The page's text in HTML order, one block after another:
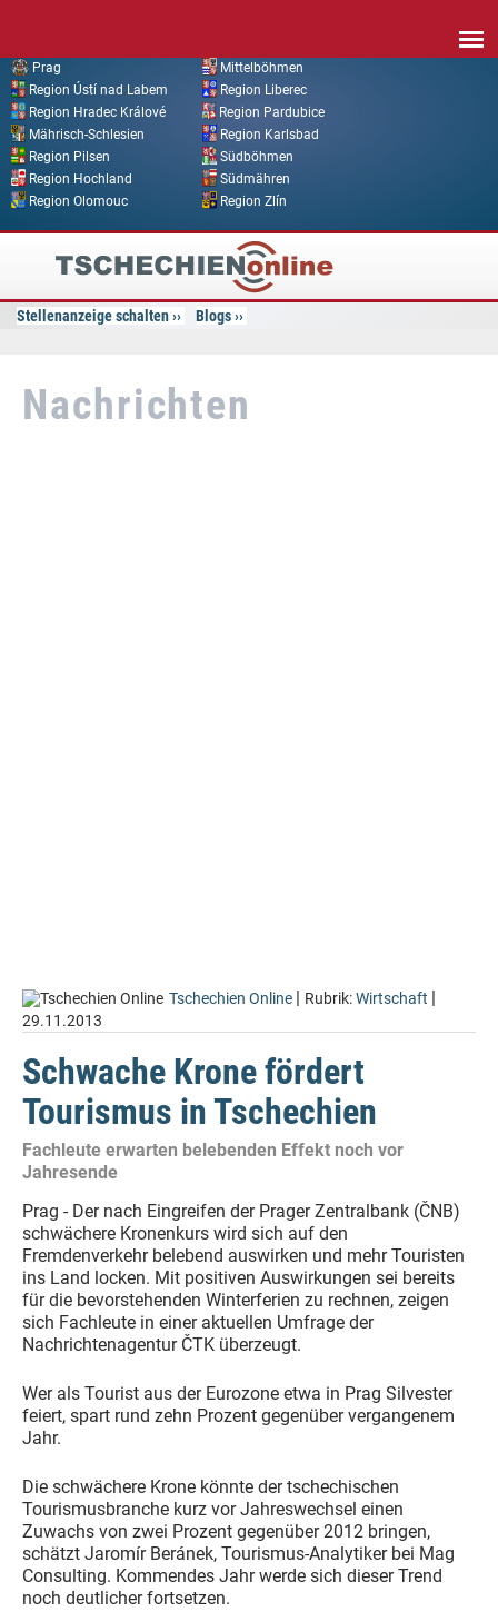
Prag
Mittelböhmen
Region Ústí nad Labem
Region Liberec
Region Hradec Králové
Region Pardubice
Mährisch-Schlesien
Region Karlsbad
Region Pilsen
Südböhmen
Region Hochland
Südmähren
Region Olomouc
Region Zlín
Tschechien
Online
Stellenanzeige schalten Blogs
Nachrichten
Tschechien Online | Rubrik:Wirtschaft |
29.11.2013
Schwache Krone fördert
Tourismus in Tschechien
Fachleute erwarten belebenden Effekt noch vor
Jahresende
Prag - Der nach Eingreifen der Prager Zentralbank (ČNB)
schwächere Kronenkurs wird sich auf den
Fremdenverkehr belebend auswirken und mehr Touristen
ins Land locken. Mit positiven Auswirkungen sei bereits
für die bevorstehenden Winterferien zu rechnen, zeigen
sich Fachleute in einer aktuellen Umfrage der
Nachrichtenagentur ČTK überzeugt.
Wer als Tourist aus der Eurozone etwa in Prag Silvester
feiert, spart rund zehn Prozent gegenüber vergangenem
Jahr.
Die schwächere Krone könnte der tschechischen
Tourismusbranche kurz vor Jahreswechsel einen
Zuwachs von zwei Prozent gegenüber 2012 bringen,
schätzt Jaromír Beránek, Tourismus-Analytiker bei Mag
Consulting. Kommendes Jahr werde sich dieser Trend
noch deutlicher fortsetzen.